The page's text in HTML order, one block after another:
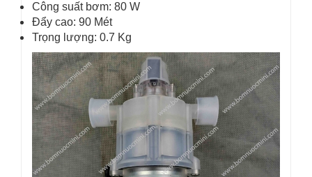
Công suất bơm: 80 W
Đẩy cao: 90 Mét
Trọng lượng: 0.7 Kg